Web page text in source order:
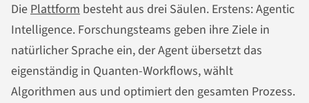
DiePlattform besteht aus drei Säulen. Erstens: Agentic
Intelligence. Forschungsteams geben ihre Ziele in
natürlicher Sprache ein, der Agent übersetzt das
eigenständig in Quanten-Workflows, wählt
Algorithmen aus und optimiert den gesamten Prozess.